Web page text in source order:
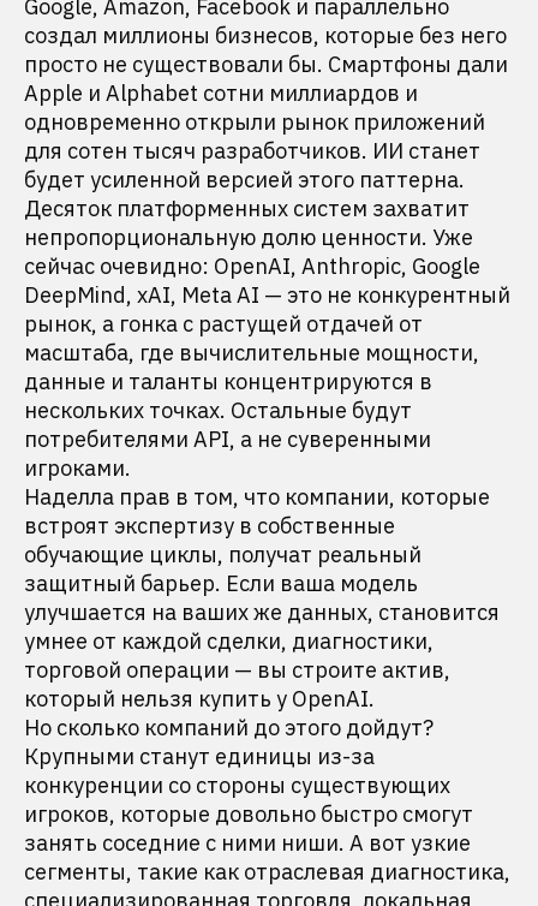
Google, Amazon, Facebook и параллельно
создал миллионы бизнесов, которые без него
просто не существовали бы. Смартфоны дали
Apple и Alphabet сотни миллиардов и
одновременно открыли рынок приложений
для сотен тысяч разработчиков. ИИ станет
будет усиленной версией этого паттерна.
Десяток платформенных систем захватит
непропорциональную долю ценности. Уже
сейчас очевидно: OpenAI, Anthropic, Google
DeepMind, xAI, Meta AI — это не конкурентный
рынок, а гонка с растущей отдачей от
масштаба, где вычислительные мощности,
данные и таланты концентрируются в
нескольких точках. Остальные будут
потребителями API, а не суверенными
игроками.
Наделла прав в том, что компании, которые
встроят экспертизу в собственные
обучающие циклы, получат реальный
защитный барьер. Если ваша модель
улучшается на ваших же данных, становится
умнее от каждой сделки, диагностики,
торговой операции — вы строите актив,
который нельзя купить у OpenAI.
Но сколько компаний до этого дойдут?
Крупными станут единицы из-за
конкуренции со стороны существующих
игроков, которые довольно быстро смогут
занять соседние с ними ниши. А вот узкие
сегменты, такие как отраслевая диагностика,